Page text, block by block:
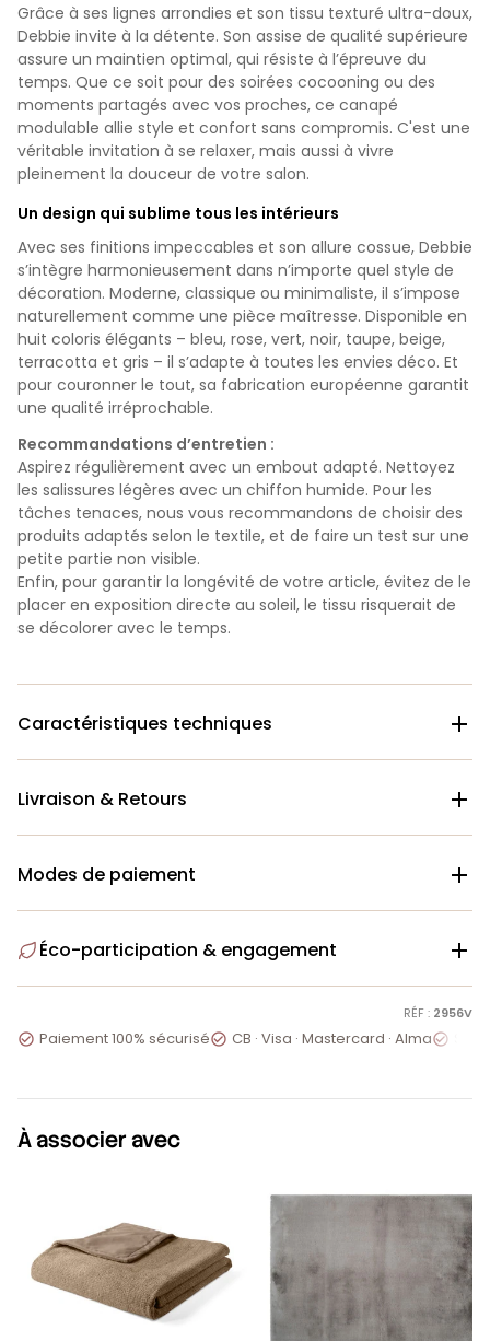
Grâce à ses lignes arrondies et son tissu texturé ultra-doux,
Debbie invite à la détente. Son assise de qualité supérieure
assure un maintien optimal, qui résiste à l’épreuve du
temps. Que ce soit pour des soirées cocooning ou des
moments partagés avec vos proches, ce canapé
modulable allie style et confort sans compromis. C'est une
véritable invitation à se relaxer, mais aussi à vivre
pleinement la douceur de votre salon.
Un design qui sublime tous les intérieurs
Avec ses finitions impeccables et son allure cossue, Debbie
s’intègre harmonieusement dans n’importe quel style de
décoration. Moderne, classique ou minimaliste, il s’impose
naturellement comme une pièce maîtresse. Disponible en
huit coloris élégants – bleu, rose, vert, noir, taupe, beige,
terracotta et gris – il s’adapte à toutes les envies déco. Et
pour couronner le tout, sa fabrication européenne garantit
une qualité irréprochable.
Recommandations d’entretien :
Aspirez régulièrement avec un embout adapté. Nettoyez
les salissures légères avec un chiffon humide. Pour les
tâches tenaces, nous vous recommandons de choisir des
produits adaptés selon le textile, et de faire un test sur une
petite partie non visible.
Enfin, pour garantir la longévité de votre article, évitez de le
placer en exposition directe au soleil, le tissu risquerait de
se décolorer avec le temps.
Caractéristiques techniques 
Livraison & Retours 
Modes de paiement 
Éco-participation & engagement 
RÉF : 2956V
 Paiement 100% sécurisé CB · Visa · Mastercard · Alma
À associer avec